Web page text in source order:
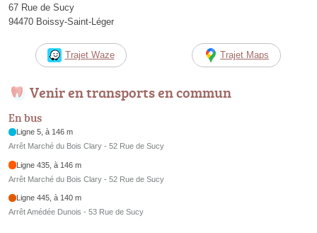
67 Rue de Sucy
94470 Boissy-Saint-Léger
Trajet Waze Trajet Maps
Venir en transports en commun
En bus
Ligne 5, à 146 m
Arrêt Marché du Bois Clary - 52 Rue de Sucy
Ligne 435, à 146 m
Arrêt Marché du Bois Clary - 52 Rue de Sucy
Ligne 445, à 140 m
Arrêt Amédée Dunois - 53 Rue de Sucy